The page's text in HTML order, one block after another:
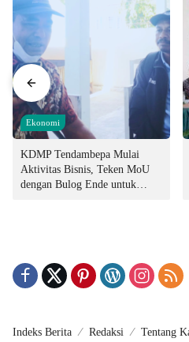
Ekonomi
KDMP Tendambepa Mulai
Aktivitas Bisnis, Teken MoU
dengan Bulog Ende untuk
Indeks Berita Redaksi Tentang